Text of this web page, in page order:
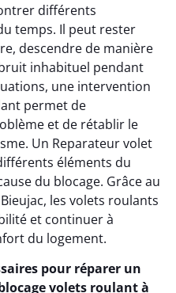
différents
temps. Il peut rester
descendre de manière
inhabituel pendant
une intervention
permet de
et de rétablir le
Un Reparateur volet
éléments du
du blocage. Grâce au
les volets roulants
et continuer à
du logement.
pour réparer un
volets roulant à